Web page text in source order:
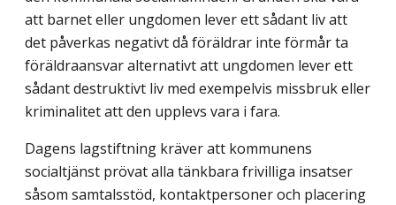
att barnet eller ungdomen lever ett sådant liv att
det påverkas negativt då föräldrar inte förmår ta
föräldraansvar alternativt att ungdomen lever ett
sådant destruktivt liv med exempelvis missbruk eller
kriminalitet att den upplevs vara i fara.
Dagens lagstiftning kräver att kommunens
socialtjänst prövat alla tänkbara frivilliga insatser
såsom samtalsstöd, kontaktpersoner och placering